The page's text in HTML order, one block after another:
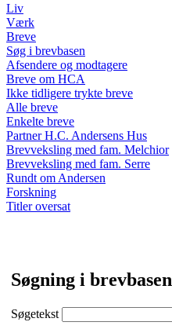
Liv
Værk
Breve
Søg i brevbasen
Afsendere og modtagere
Breve om HCA
Ikke tidligere trykte breve
Alle breve
Enkelte breve
Partner H.C. Andersens Hus
Brevveksling med fam. Melchior
Brevveksling med fam. Serre
Rundt om Andersen
Forskning
Titler oversat
Søgning i brevbasen
Søgetekst